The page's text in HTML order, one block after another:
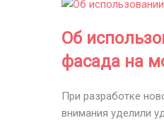
Об
фасада на
При разработке
внимания уделили